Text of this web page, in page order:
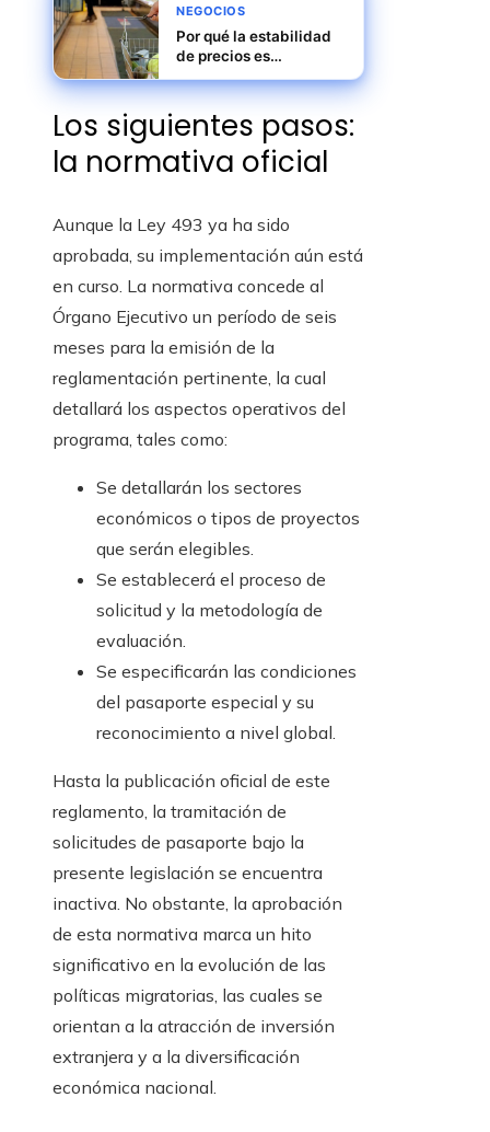
NEGOCIOS
Por qué la estabilidad
de precios es
fundamental para la
inversión y el consumo
en Egipto
Los siguientes pasos:
la normativa oficial
Aunque la Ley 493 ya ha sido
aprobada, su implementación aún está
en curso. La normativa concede al
Órgano Ejecutivo un período de seis
meses para la emisión de la
reglamentación pertinente, la cual
detallará los aspectos operativos del
programa, tales como:
Se detallarán los sectores
económicos o tipos de proyectos
que serán elegibles.
Se establecerá el proceso de
solicitud y la metodología de
evaluación.
Se especificarán las condiciones
del pasaporte especial y su
reconocimiento a nivel global.
Hasta la publicación oficial de este
reglamento, la tramitación de
solicitudes de pasaporte bajo la
presente legislación se encuentra
inactiva. No obstante, la aprobación
de esta normativa marca un hito
significativo en la evolución de las
políticas migratorias, las cuales se
orientan a la atracción de inversión
extranjera y a la diversificación
económica nacional.